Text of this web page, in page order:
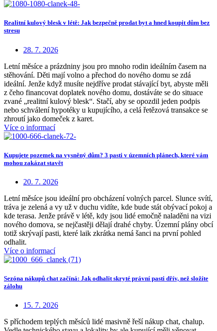
Realitní kulový blesk v létě: Jak bezpečně prodat byt a hned koupit dům bez
stresu
28. 7. 2026
Letní měsíce a prázdniny jsou pro mnoho rodin ideálním časem na
stěhování. Děti mají volno a přechod do nového domu se zdá
ideální. Jenže když musíte nejdříve prodat stávající byt, abyste měli
z čeho financovat doplatek nového domu, dostáváte se do situace
zvané „realitní kulový blesk“. Stačí, aby se opozdil jeden podpis
nebo schválení hypotéky u kupujícího, a celá řetězová transakce se
zhroutí jako domeček z karet.
Více o informací
Kupujete pozemek na vysněný dům? 3 pasti v územních plánech, které vám
mohou zakázat stavět
20. 7. 2026
Letní měsíce jsou ideální pro obcházení volných parcel. Slunce svítí,
tráva je zelená a vy už v duchu vidíte, kde bude stát obývací pokoj a
kde terasa. Jenže právě v létě, kdy jsou lidé emočně naladěni na vizi
nového domova, se nejčastěji dělají drahé chyby. Územní plány obcí
totiž skrývají pasti, které laik zkrátka nemá šanci na první pohled
odhalit.
Více o informací
Sezóna nákupů chat začíná: Jak odhalit skryté právní pasti dřív, než složíte
zálohu
15. 7. 2026
S příchodem teplých měsíců lidé masivně řeší nákup chat, chalup.